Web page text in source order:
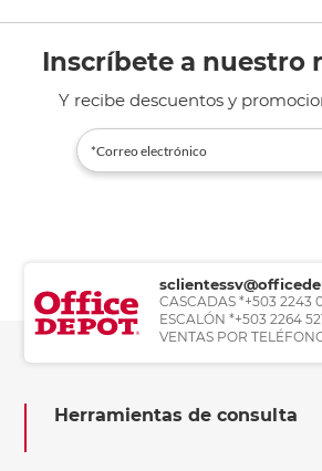
Inscríbete a nuestro
Y recibe descuentos y
CASCADAS *+503 2243
ESCALÓN *+503 2264
VENTAS POR
Herramientas de consulta